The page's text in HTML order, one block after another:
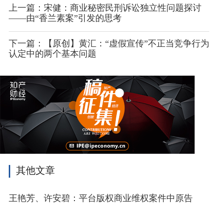
基本情况
网服务提供商。夏普是一家日本电器及电子公司，赛恩
倍吉为夏普的全资子公司，负责夏普所有标准必要专利
基于标准必要专利许可磋商目的，夏普、赛恩倍吉
于2018年7月10日向OPPO、OPPO深圳公司发送专利清
单，载明了标准必要专利组合所包含的专利族及各法域
专利数量。本案涉及标准必要专利组合中的中国专利占
相当大的比重。
（二）当事人就涉案标准必要专利许可磋商时的意
在本案所涉标准必要专利许可谈判过程中，夏普、
可专利（许可标准）为期限内拥有的3G/4G/WiFi/HEVC
上一篇：宋健：商业秘密民刑诉讼独立性问题探讨
——由“香兰素案”引发的思考
下一篇：【原创】黄汇：“虚假宣传”不正当竞争行为
认定中的两个基本问题
其他文章
王艳芳、许安碧：平台版权商业维权案件中原告